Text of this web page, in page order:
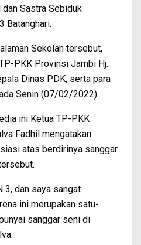
dan Sastra Sebiduk
Batanghari.
Sekolah tersebut,
PKK Provinsi Jambi Hj.
Dinas PDK, serta para
Senin (07/02/2022).
ini Ketua TP-PKK
Fadhil mengatakan
atas berdirinya sanggar
3, dan saya sangat
ini merupakan satu-
sanggar seni di